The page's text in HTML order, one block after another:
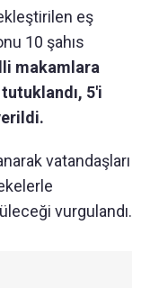
eş
10 şahıs
makamlara
5'i
vatandaşları
vurgulandı.